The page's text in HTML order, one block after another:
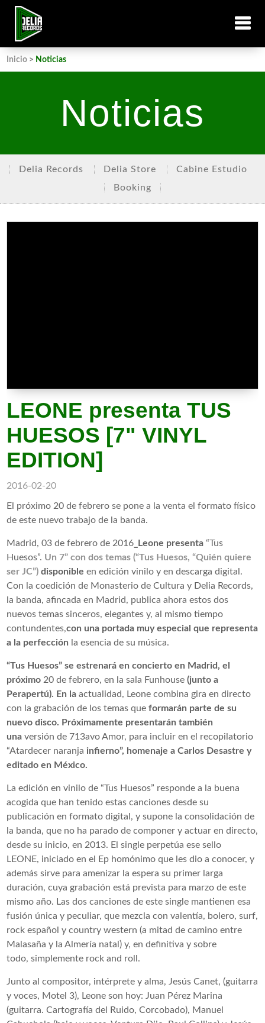
Inicio > Noticias
Noticias
Delia Records Delia Store
Cabine Estudio
Booking
LEONE presenta TUS
HUESOS [7" VINYL
EDITION]
2016-02-20
El próximo 20 de febrero se pone a la venta el formato físico
de este nuevo trabajo de la banda.
Madrid, 03 de febrero de 2016 _Leone presenta “Tus
Huesos”. Un 7” con dos temas (“Tus Huesos, “Quién quiere
ser JC”)disponible en edición vinilo y en descarga digital.
Con la coedición de Monasterio de Cultura y Delia Records,
la banda, afincada en Madrid, publica ahora estos dos
nuevos temas sinceros, elegantes y, al mismo tiempo
contundentes,con una portada muy especial que representa
a la perfección la esencia de su música.
“Tus Huesos” se estrenará en concierto en Madrid, el
próximo20 de febrero, en la sala Funhouse(junto a
Perapertú). En laactualidad, Leone combina gira en directo
con la grabación de los temas queformarán parte de su
nuevo disco. Próximamente presentarán también
unaversión de 713avo Amor, para incluir en el recopilatorio
“Atardecer naranja infierno”, homenaje a Carlos Desastre y
editado en México.
La edición en vinilo de “Tus Huesos” responde a la buena
acogida que han tenido estas canciones desde su
publicación en formato digital, y supone la consolidación de
la banda, que no ha parado de componer y actuar en directo,
desde su inicio, en 2013. El single perpetúa ese sello
LEONE, iniciado en el Ep homónimo que les dio a conocer, y
además sirve para amenizar la espera su primer larga
duración, cuya grabación está prevista para marzo de este
mismo año. Las dos canciones de este single mantienen esa
fusión única y peculiar, que mezcla con valentía, bolero, surf,
rock español y country western (a mitad de camino entre
Malasaña y la Almería natal) y, en definitiva y sobre
todo, simplemente rock and roll.
Junto al compositor, intérprete y alma, Jesús Canet, (guitarra
y voces, Motel 3), Leone son hoy: Juan Pérez Marina
(guitarra. Cartografía del Ruido, Corcobado), Manuel